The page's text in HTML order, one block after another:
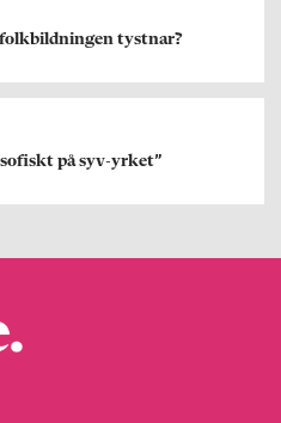
tystnar?
på syv-yrket”